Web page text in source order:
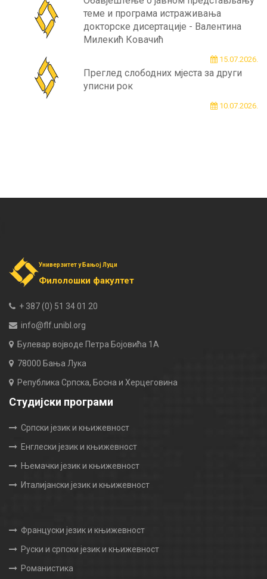
теме и програма истраживања
докторске дисертације - Валентина
Милекић Ковачић
15.07.2026.
Преглед слободних мјеста за други
уписни рок
10.07.2026.
Универзитет у Бањој Луци
Филолошки факултет
+ 387 (0) 51 34 01 20
info@flf.unibl.org
Булевар војводе Петра Бојовића 1А
78000 Бања Лука
Република Српска, Босна и Херцеговина
Студијски програми
Српски језик и књижевност
Енглески језик и књижевност
Њемачки језик и књижевност
Италијански језик и књижевност
Француски језик и књижевност
Руски и српски језик и књижевност
Романистика